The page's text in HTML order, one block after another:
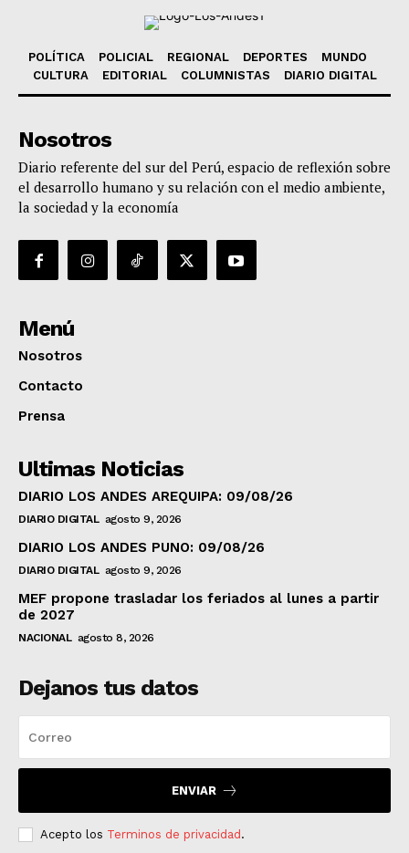
POLÍTICA POLICIAL REGIONAL DEPORTES
MUNDO
CULTURA
EDITORIAL COLUMNISTAS DIARIO DIGITAL
Nosotros
Diario referente del sur del Perú, espacio de reflexión sobre
el desarrollo humano y su relación con el medio ambiente,
la sociedad y la economía
Menú
Nosotros
Contacto
Prensa
Ultimas Noticias
DIARIO LOS ANDES AREQUIPA: 09/08/26
DIARIO DIGITAL agosto 9, 2026
DIARIO LOS ANDES PUNO: 09/08/26
DIARIO DIGITAL agosto 9, 2026
MEF propone trasladar los feriados al lunes a partir
de 2027
NACIONAL agosto 8, 2026
Dejanos tus datos
ENVIAR
Acepto los Terminos de privacidad.